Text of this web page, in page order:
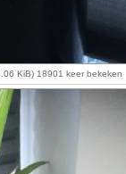
KiB) 18901 keer bekeken